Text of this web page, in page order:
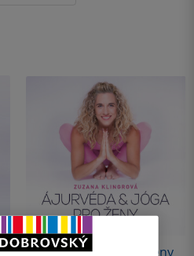
Ajurvéda & jóga pro ženy